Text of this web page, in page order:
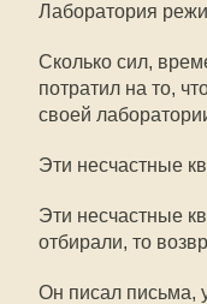
Лаборатория
Сколько сил,
потратил на то,
своей
Эти несчастные
Эти несчастные
отбирали, то
Он писал письма,